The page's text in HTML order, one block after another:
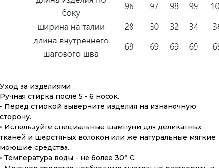
Уход за изделиями
Ручная стирка после 5 - 6 носок.
• Перед стиркой выверните изделия на изнаночную
сторону.
• Используйте специальные шампуни для деликатных
тканей и шерстяных волокон или же натуральные мягкие
моющие средства.
• Температура воды - не более 30° С.